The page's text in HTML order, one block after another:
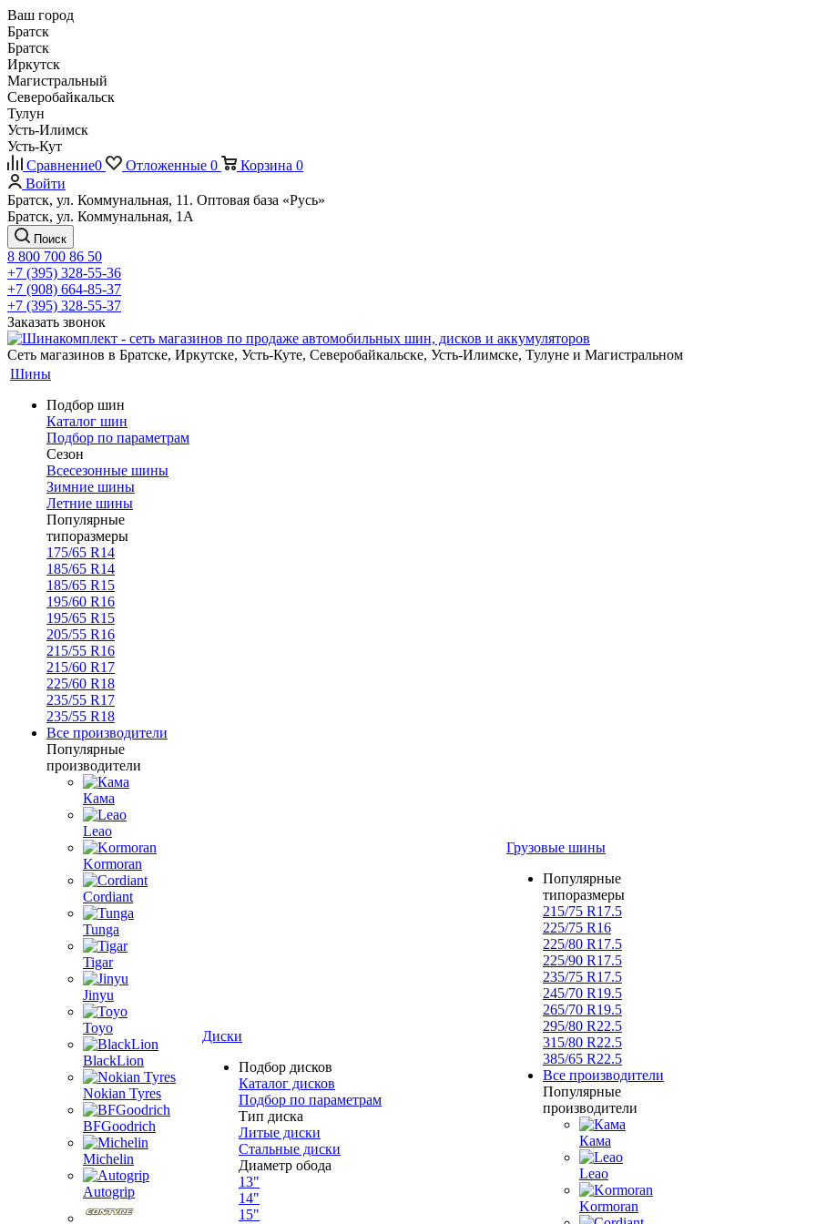
Ваш город
Братск
Братск
Иркутск
Магистральный
Северобайкальск
Тулун
Усть-Илимск
Усть-Кут
Сравнение0 Отложенные 0 Корзина 0
Войти
Братск, ул. Коммунальная, 11. Оптовая база «Русь»
Братск, ул. Коммунальная, 1А
Поиск
8 800 700 86 50
+7 (395) 328-55-36
+7 (908) 664-85-37
+7 (395) 328-55-37
Заказать звонок
Сеть магазинов в Братске, Иркутске, Усть-Куте, Северобайкальске, Усть-Илимске, Тулуне и Магистральном
Шины
Подбор шин
Каталог шин
Подбор по параметрам
Сезон
Всесезонные шины
Зимние шины
Летние шины
Популярные
типоразмеры
175/65 R14
185/65 R14
185/65 R15
195/60 R16
195/65 R15
205/55 R16
215/55 R16
215/60 R17
225/60 R18
235/55 R17
235/55 R18
Все производители
Популярные
производители
Кама
Leao
Kormoran
Cordiant
Tunga
Tigar
Jinyu
Toyo
BlackLion
Nokian Tyres
BFGoodrich
Michelin
Autogrip
Диски
Подбор дисков
Каталог дисков
Подбор по параметрам
Тип диска
Литые диски
Стальные диски
Диаметр обода
13"
14"
15"
Грузовые шины
Популярные
типоразмеры
215/75 R17.5
225/75 R16
225/80 R17.5
225/90 R17.5
235/75 R17.5
245/70 R19.5
265/70 R19.5
295/80 R22.5
315/80 R22.5
385/65 R22.5
Все производители
Популярные
производители
Кама
Leao
Kormoran